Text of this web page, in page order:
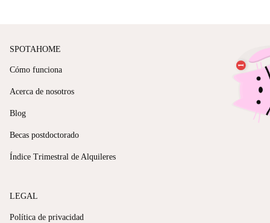
SPOTAHOME
Cómo funciona
Acerca de nosotros
Blog
Becas postdoctorado
Índice Trimestral de Alquileres
LEGAL
Política de privacidad